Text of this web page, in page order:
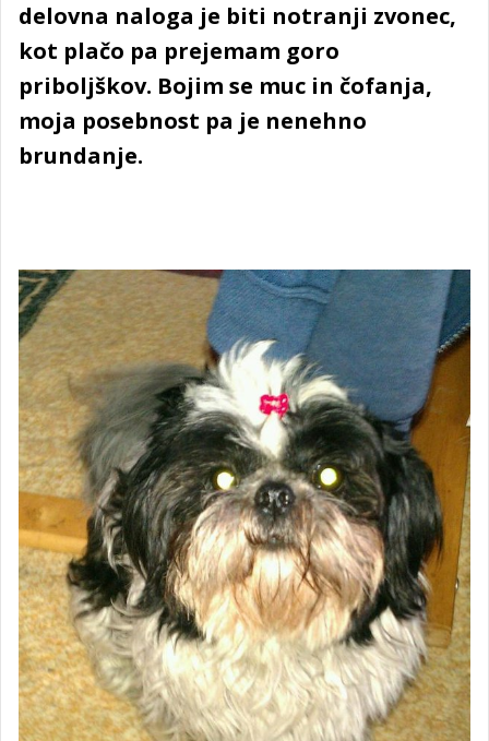
delovna naloga je biti notranji zvonec,
kot plačo pa prejemam goro
priboljškov. Bojim se muc in čofanja,
moja posebnost pa je nenehno
brundanje.